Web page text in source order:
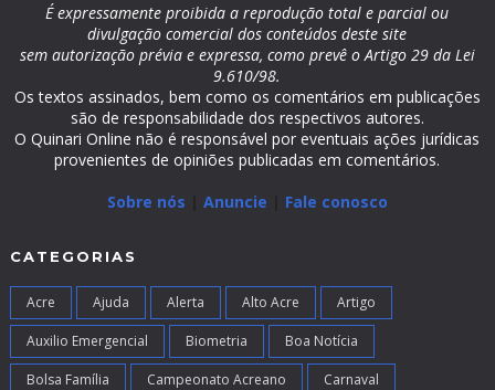
É expressamente proibida a reprodução total e parcial ou
divulgação comercial dos conteúdos deste site
sem autorização prévia e expressa, como prevê o Artigo 29 da Lei
9.610/98.
Os textos assinados, bem como os comentários em publicações
são de responsabilidade dos respectivos autores.
O Quinari Online não é responsável por eventuais ações jurídicas
provenientes de opiniões publicadas em comentários.
Sobre nós
Anuncie Fale conosco
CATEGORIAS
Acre Ajuda Alerta Alto Acre Artigo
Auxilio Emergencial Biometria Boa Notícia
Bolsa Família Campeonato Acreano Carnaval